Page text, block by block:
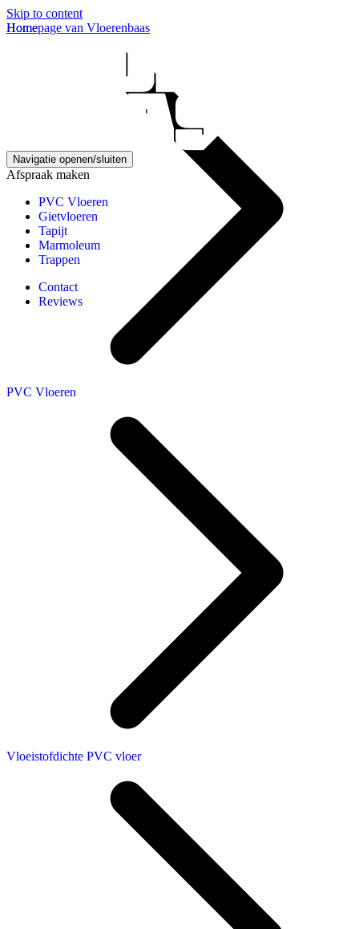
Skip to content
Homepage van Vloerenbaas
Navigatie openen/sluiten
Afspraak maken
PVC Vloeren
Gietvloeren
Tapijt
Marmoleum
Trappen
Contact
Reviews
Home
PVC Vloeren
Vloeistofdichte PVC vloer